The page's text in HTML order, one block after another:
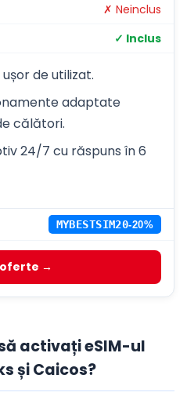
✗ Neinclus
✓ Inclus
de utilizat.
adaptate
călători.
24/7 cu răspuns în 6
MYBESTSIM20-20%
→
activați eSIM-ul
și Caicos?